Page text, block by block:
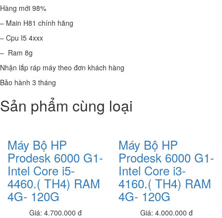
Laptop Dell Latitude E7280 - Intel Core i5- 6300U .( TH6)- 4G-128G-
12.5'
8,550,000 đ
Laptop Dell Latitude E5470 - Intel Corei5 -6200U.( TH6).-8G-256G-14'
9,150,000 đ
Laptop Dell Latitude E5470 - Intel Corei5 -6200U.( TH6).-4G-120G-14'
8,650,000 đ
Laptop Dell Latitude E7270 - Intel Core i5- 6600U.( TH6)-8G-
SSD256G- 12.5' CẢM ỨNG FHD
Laptop Dell Latitude E7270 - Intel Core i7- 6600U.( TH6)-4G-
SSD128G- 12.5'
8.500.000 đ7,900,000 đ
Laptop Dell Latitude E7270 - Intel Core i5 - 6200U.( TH6)- 4G-
SSD128G- 12.5'
7.900.000 đ7,400,000 đ
Hàng mới 98%
– Main H81 chính hãng
– Cpu I5 4xxx
– Ram 8g
Nhận lắp ráp máy theo đơn khách hàng
Bảo hành 3 tháng
Sản phẩm cùng loại
Máy Bộ HP
Prodesk 6000 G1-
Intel Core i5-
4460.( TH4) RAM
4G- 120G
Giá: 4.700.000 đ
Máy Bộ HP
Prodesk 6000 G1-
Intel Core i3-
4160.( TH4) RAM
4G- 120G
Giá: 4.000.000 đ